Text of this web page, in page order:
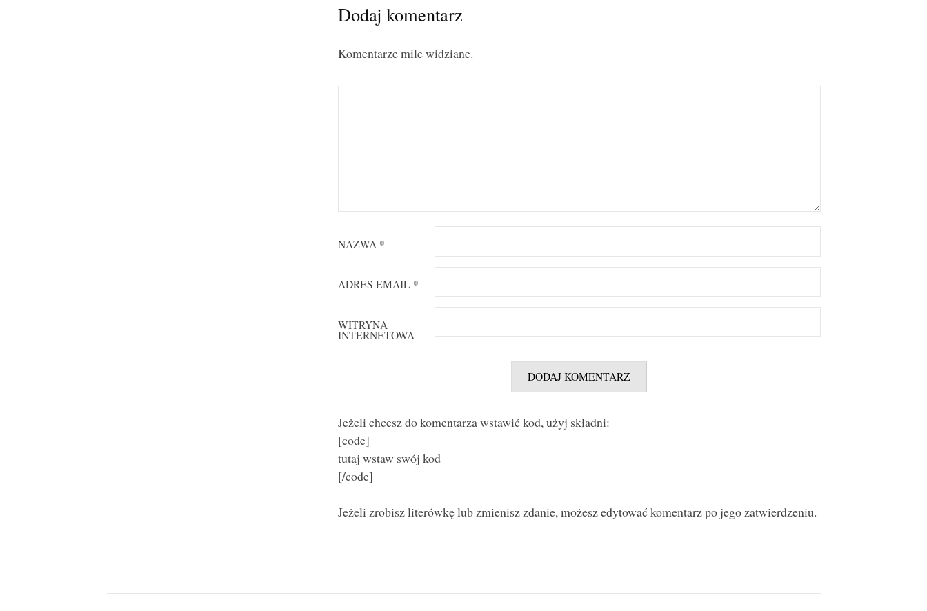
Dodaj komentarz
Komentarze mile widziane.
NAZWA *
ADRES EMAIL *
WITRYNA
INTERNETOWA
Jeżeli chcesz do komentarza wstawić kod, użyj składni:
[code]
tutaj wstaw swój kod
[/code]
Jeżeli zrobisz literówkę lub zmienisz zdanie, możesz edytować komentarz po jego zatwierdzeniu.